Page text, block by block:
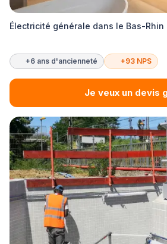
Électricité générale dans le Bas-Rhin
+6 ans d'ancienneté +93 NPS
Je veux un devis